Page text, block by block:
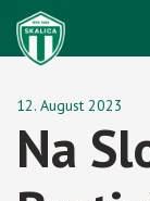
12. August 2023
Na